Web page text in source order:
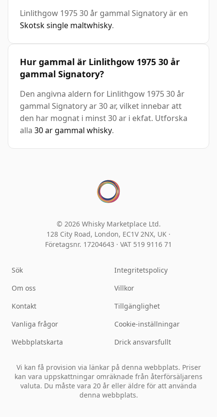
Linlithgow 1975 30 år gammal Signatory är en
Skotsk single maltwhisky.
Hur gammal är Linlithgow 1975 30 år
gammal Signatory?
Den angivna aldern for Linlithgow 1975 30 år
gammal Signatory ar 30 ar, vilket innebar att
den har mognat i minst 30 ar i ekfat. Utforska
alla 30 ar gammal whisky.
© 2026 Whisky Marketplace Ltd.
128 City Road, London, EC1V 2NX, UK ·
Företagsnr. 17204643 · VAT 519 9116 71
Sök
Om oss
Kontakt
Vanliga frågor
Webbplatskarta
Integritetspolicy
Villkor
Tillgänglighet
Cookie-inställningar
Drick ansvarsfullt
Vi kan få provision via länkar på denna webbplats. Priser
kan vara uppskattningar omräknade från återförsäljarens
valuta. Du måste vara 20 år eller äldre för att använda
denna webbplats.